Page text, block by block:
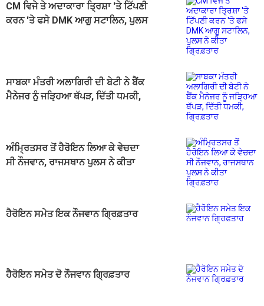
CM ਵਿਜੇ ਤੇ ਅਦਾਕਾਰਾ ਤ੍ਰਿਸ਼ਾ 'ਤੇ ਟਿੱਪਣੀ
ਕਰਨ 'ਤੇ ਫਸੇ DMK ਆਗੂ ਸਟਾਲਿਨ, ਪੁਲਸ
ਸਾਬਕਾ ਮੰਤਰੀ ਅਲਾਗਿਰੀ ਦੀ ਬੇਟੀ ਨੇ ਬੈਂਕ
ਮੈਨੇਜਰ ਨੂੰ ਜੜ੍ਹਿਆ ਥੱਪੜ, ਦਿੱਤੀ ਧਮਕੀ,
ਅੰਮ੍ਰਿਤਸਰ ਤੋਂ ਹੈਰੋਇਨ ਲਿਆ ਕੇ ਵੇਚਦਾ
ਸੀ ਨੌਜਵਾਨ, ਰਾਜਸਥਾਨ ਪੁਲਸ ਨੇ ਕੀਤਾ
ਹੈਰੋਇਨ ਸਮੇਤ ਇਕ ਨੌਜਵਾਨ ਗ੍ਰਿਫ਼ਤਾਰ
ਹੈਰੋਇਨ ਸਮੇਤ ਦੋ ਨੌਜਵਾਨ ਗ੍ਰਿਫ਼ਤਾਰ